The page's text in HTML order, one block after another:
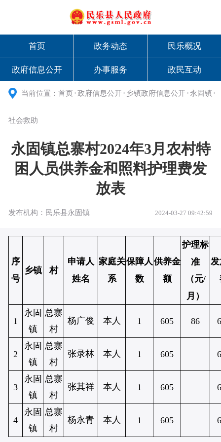
首页 政务动态 民乐概况
政府信息公开 办事服务 政民互动
当前位置：首页 > 政府信息公开 > 乡镇政府信息公开 > 永固镇 >
社会救助
永固镇总寨村2024年3月农村特
困人员供养金和照料护理费发
放表
发布机构：民乐县永固镇 2024-03-27 09:42:59
序
号
乡镇 村
申请人
姓名
家庭关
系
保障人
数
供养金
额
护理标
准
（元/
月）
1
永固
镇
总寨
村
杨广俊 本人 1 605 86
2
永固
镇
总寨
村
张录林 本人 1 605
3
永固
镇
总寨
村
张其祥 本人 1 605
4
永固
镇
总寨
村
杨永青 本人 1 605